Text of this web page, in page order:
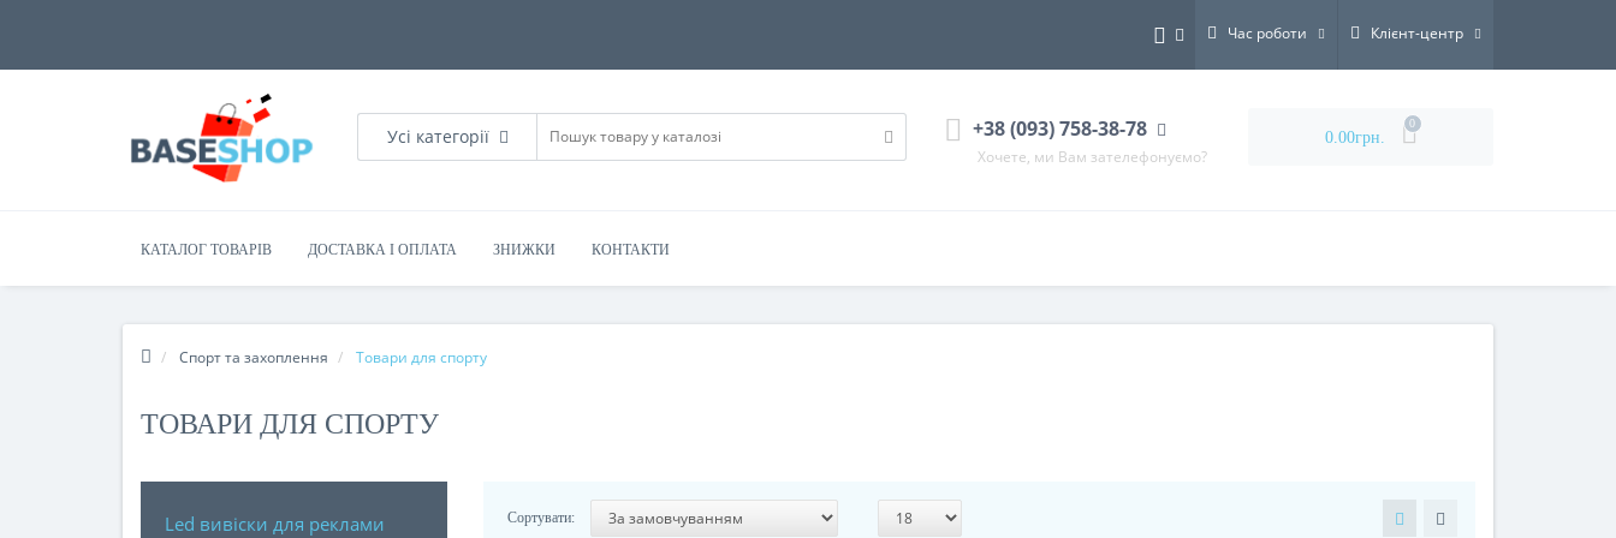
Час роботи Клієнт-центр
Усі категорії +38 (093) 758-38-78
Хочете, ми Вам зателефонуємо?
0.00грн.
0
КАТАЛОГ ТОВАРІВ ДОСТАВКА І ОПЛАТА ЗНИЖКИ КОНТАКТИ
Спорт та захоплення Товари для спорту
ТОВАРИ ДЛЯ СПОРТУ
Led вивіски для реклами Сортувати: